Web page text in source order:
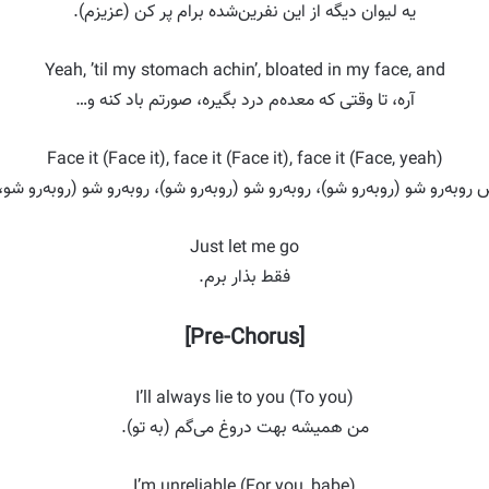
یه لیوان دیگه از این نفرین‌شده برام پر کن (عزیزم).
Yeah, ’til my stomach achin’, bloated in my face, and
آره، تا وقتی که معده‌م درد بگیره، صورتم باد کنه و…
Face it (Face it), face it (Face it), face it (Face, yeah)
روبه‌رو شو (روبه‌رو شو)، روبه‌رو شو (روبه‌رو شو)، روبه‌رو شو (روبه‌رو
Just let me go
فقط بذار برم.
[Pre-Chorus]
I’ll always lie to you (To you)
من همیشه بهت دروغ می‌گم (به تو).